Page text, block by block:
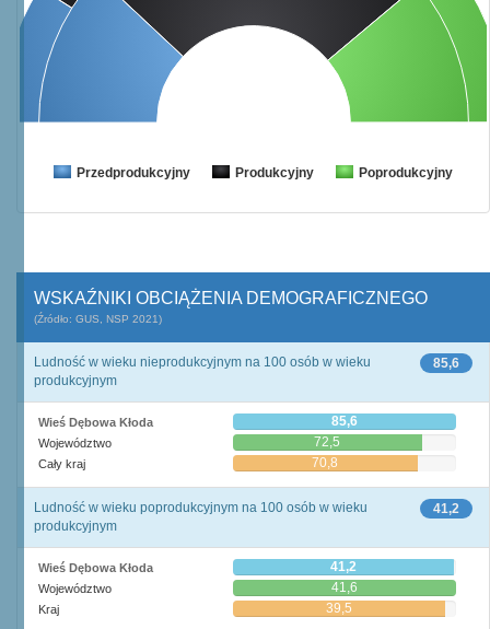
Przedprodukcyjny Produkcyjny Poprodukcyjny
WSKAŹNIKI OBCIĄŻENIA DEMOGRAFICZNEGO
(Źródło: GUS, NSP 2021)
85,6
Ludność w wieku nieprodukcyjnym na 100 osób w wieku
produkcyjnym
Wieś Dębowa Kłoda 85,6
Województwo 72,5
Cały kraj 70,8
41,2
Ludność w wieku poprodukcyjnym na 100 osób w wieku
produkcyjnym
Wieś Dębowa Kłoda 41,2
Województwo 41,6
Kraj 39,5